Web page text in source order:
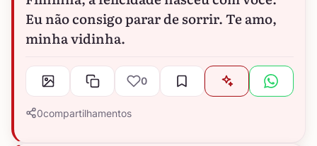
Eu não consigo parar de sorrir. Te amo,
minha vidinha.
0
0compartilhamentos